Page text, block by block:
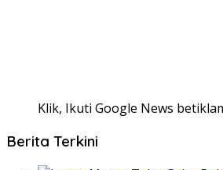
Klik, Ikuti Google News
Berita Terkini